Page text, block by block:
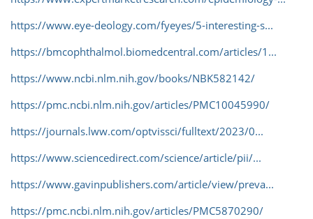
https://www.eye-deology.com/fyeyes/5-interesting-s...
https://bmcophthalmol.biomedcentral.com/articles/1...
https://www.ncbi.nlm.nih.gov/books/NBK582142/
https://pmc.ncbi.nlm.nih.gov/articles/PMC10045990/
https://journals.lww.com/optvissci/fulltext/2023/0...
https://www.sciencedirect.com/science/article/pii/...
https://www.gavinpublishers.com/article/view/preva...
https://pmc.ncbi.nlm.nih.gov/articles/PMC5870290/